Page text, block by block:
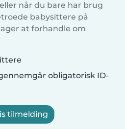
når du bare har brug
babysittere på
at forhandle om
obligatorisk ID-
tilmelding